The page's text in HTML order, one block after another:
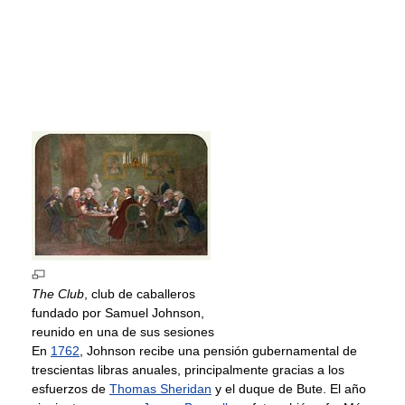
The Club, club de caballeros
fundado por Samuel Johnson,
reunido en una de sus sesiones
En 1762, Johnson recibe una pensión gubernamental de
trescientas libras anuales, principalmente gracias a los
esfuerzos de Thomas Sheridan y el duque de Bute. El año